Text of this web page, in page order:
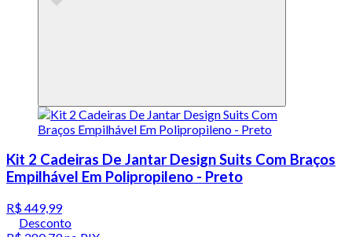
Kit 2 Cadeiras De Jantar Design Suits Com Braços
Empilhável Em Polipropileno - Preto
R$ 449,99
Desconto